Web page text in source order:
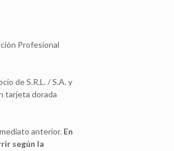
Profesional
de S.R.L. / S.A. y
tarjeta dorada
anterior. En
según la